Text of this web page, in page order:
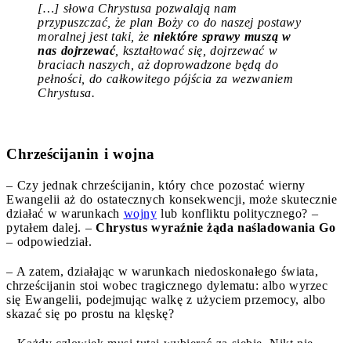
[…] słowa Chrystusa pozwalają nam
przypuszczać, że plan Boży co do naszej postawy
moralnej jest taki, że niektóre sprawy muszą w
nas dojrzewać, kształtować się, dojrzewać w
braciach naszych, aż doprowadzone będą do
pełności, do całkowitego pójścia za wezwaniem
Chrystusa.
Chrześcijanin i wojna
– Czy jednak chrześcijanin, który chce pozostać wierny
Ewangelii aż do ostatecznych konsekwencji, może skutecznie
działać w warunkach wojny lub konfliktu politycznego? –
pytałem dalej. – Chrystus wyraźnie żąda naśladowania Go
– odpowiedział.
– A zatem, działając w warunkach niedoskonałego świata,
chrześcijanin stoi wobec tragicznego dylematu: albo wyrzec
się Ewangelii, podejmując walkę z użyciem przemocy, albo
skazać się po prostu na klęskę?